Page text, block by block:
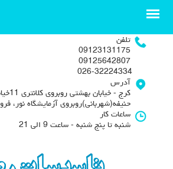
تلفن
09123131175
09125642807
آدرس
کرج -
حنیفه(شهربانی)روبروی آزمایشگاه نور،
ساعات کار
شنبه تا پنج شنبه - ساعت 9 الی 21